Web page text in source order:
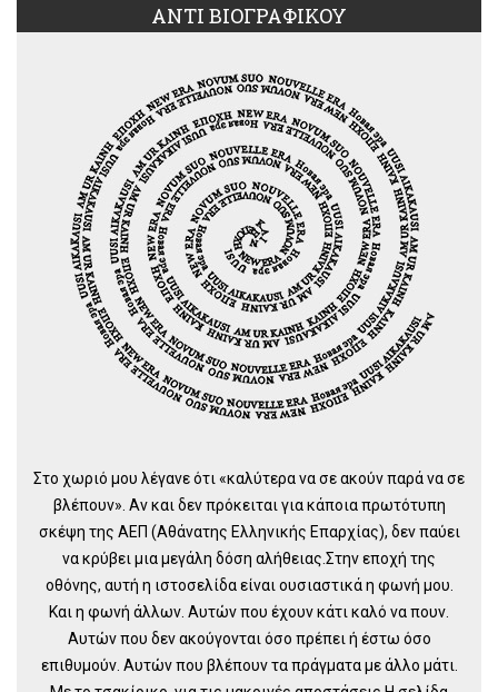
ΑΝΤΙ ΒΙΟΓΡΑΦΙΚΟΥ
Στο χωριό μου λέγανε ότι «καλύτερα να σε ακούν παρά να σε
βλέπουν». Αν και δεν πρόκειται για κάποια πρωτότυπη
σκέψη της ΑΕΠ (Αθάνατης Ελληνικής Επαρχίας), δεν παύει
να κρύβει μια μεγάλη δόση αλήθειας.Στην εποχή της
οθόνης, αυτή η ιστοσελίδα είναι ουσιαστικά η φωνή μου.
Και η φωνή άλλων. Αυτών που έχουν κάτι καλό να πουν.
Αυτών που δεν ακούγονται όσο πρέπει ή έστω όσο
επιθυμούν. Αυτών που βλέπουν τα πράγματα με άλλο μάτι.